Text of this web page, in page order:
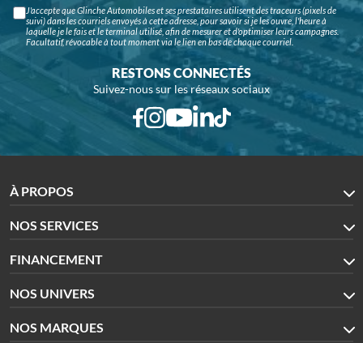
J'accepte que Glinche Automobiles et ses prestataires utilisent des traceurs (pixels de
suivi) dans les courriels envoyés à cette adresse, pour savoir si je les ouvre, l'heure à
laquelle je le fais et le terminal utilisé, afin de mesurer et d'optimiser leurs campagnes.
Facultatif, révocable à tout moment via le lien en bas de chaque courriel.
RESTONS CONNECTÉS
Suivez-nous sur les réseaux sociaux
À PROPOS
NOS SERVICES
FINANCEMENT
NOS UNIVERS
NOS MARQUES